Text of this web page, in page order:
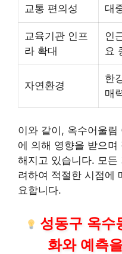
교통 편의성 대
교육기관 인프
라 확대
인
요
자연환경
한
매
이와 같이, 옥수어울
에 의해 영향을 받으며
해지고 있습니다. 모든
려하여 적절한 시점에
요합니다.
성동구 옥수
화와 예측